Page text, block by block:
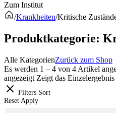
Zum Institut
/Krankheiten/Kritische
Produkt­kategorie:
Alle KategorienZurück zum Shop
Es werden 1 – 4 von 4 Artikel
angezeigt Zeigt das Einzelergebnis
Filters Sort
Reset Apply